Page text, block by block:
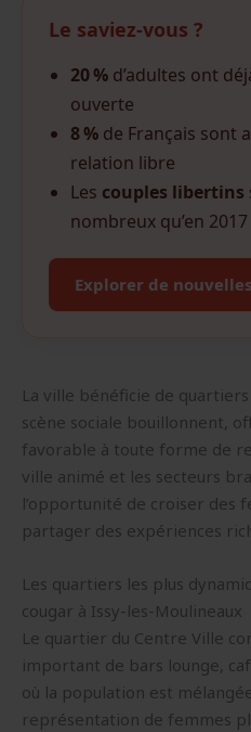
Le saviez-vous ?
20 % d’adultes ont
ouverte
8 % de Français sont
relation libre
Les couples libertins
nombreux qu’en 2017
Explorer de
La ville bénéficie de
scène sociale bouillonnent,
favorable à toute forme de
ville animé et les secteurs
l’opportunité de croiser des
partager des expériences
Les quartiers les plus
cougar à Issy-les-Moulineaux
Le quartier du Centre Ville
important de bars lounge,
où la population est
représentation de femmes